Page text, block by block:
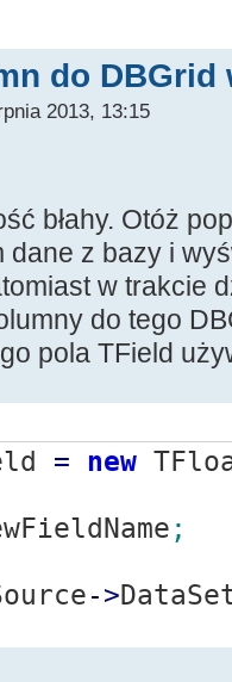
do DBGrid
2013, 13:15
błahy. Otóż
dane z bazy i
w trakcie
do tego
pola TField
= new
;
->